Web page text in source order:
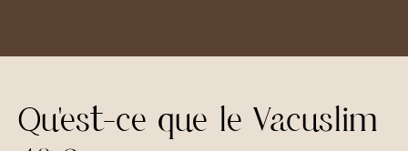
Qu'est-ce que le Vacuslim